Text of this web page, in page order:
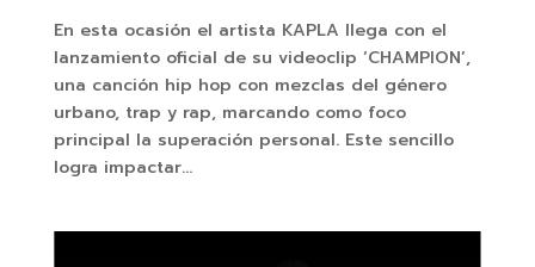
En esta ocasión el artista KAPLA llega con el
lanzamiento oficial de su videoclip ‘CHAMPION’,
una canción hip hop con mezclas del género
urbano, trap y rap, marcando como foco
principal la superación personal. Este sencillo
logra impactar...